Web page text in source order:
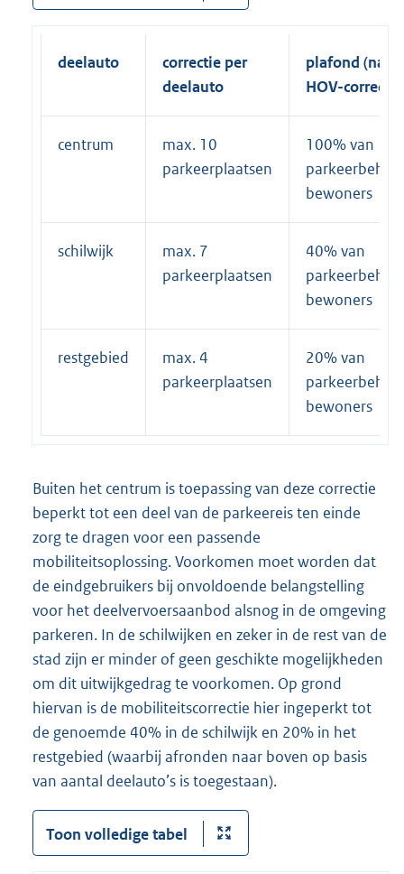
deelauto
correctie per
deelauto
plafond (na
HOV-
centrum
max. 10
parkeerplaatsen
100% van
bewoners
schilwijk
max. 7
parkeerplaatsen
40% van
bewoners
restgebied
max. 4
parkeerplaatsen
20% van
bewoners
Buiten het centrum is toepassing van deze correctie
beperkt tot een deel van de parkeereis ten einde
zorg te dragen voor een passende
mobiliteitsoplossing. Voorkomen moet worden dat
de eindgebruikers bij onvoldoende belangstelling
voor het deelvervoersaanbod alsnog in de omgeving
parkeren. In de schilwijken en zeker in de rest van de
stad zijn er minder of geen geschikte mogelijkheden
om dit uitwijkgedrag te voorkomen. Op grond
hiervan is de mobiliteitscorrectie hier ingeperkt tot
de genoemde 40% in de schilwijk en 20% in het
restgebied (waarbij afronden naar boven op basis
van aantal deelauto’s is toegestaan).
Toon volledige tabel